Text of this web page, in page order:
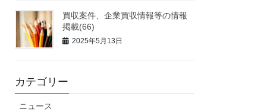
買収案件、企業買収情報等の情報
掲載(66)
2025年5月13日
カテゴリー
ニュース